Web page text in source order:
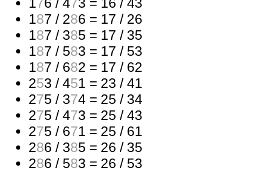
176 / 473 = 16 / 43
187 / 286 = 17 / 26
187 / 385 = 17 / 35
187 / 583 = 17 / 53
187 / 682 = 17 / 62
253 / 451 = 23 / 41
275 / 374 = 25 / 34
275 / 473 = 25 / 43
275 / 671 = 25 / 61
286 / 385 = 26 / 35
286 / 583 = 26 / 53